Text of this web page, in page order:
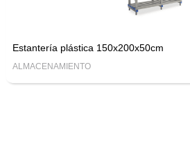
Estantería plástica 150x200x50cm
ALMACENAMIENTO